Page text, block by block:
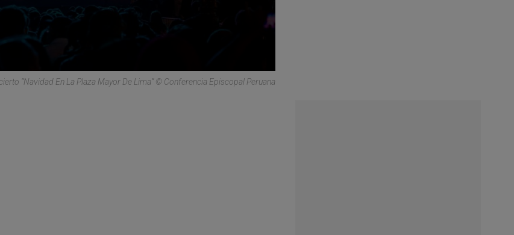
“Navidad En La Plaza Mayor De Lima” © Conferencia Episcopal Peruana